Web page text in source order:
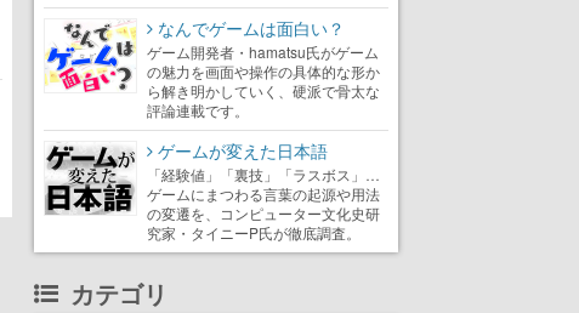
なんでゲームは面白い？
ゲーム開発者・hamatsu氏がゲーム
の魅力を画面や操作の具体的な形か
ら解き明かしていく、硬派で骨太な
評論連載です。
ゲームが変えた日本語
「経験値」「裏技」「ラスボス」…
ゲームにまつわる言葉の起源や用法
の変遷を、コンピューター文化史研
究家・タイニーP氏が徹底調査。
カテゴリ